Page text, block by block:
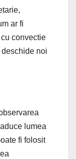
ar fi
convectie
noi
lumea
fi folosit